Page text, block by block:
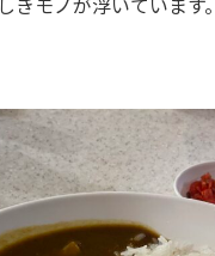
きモノが浮いています。